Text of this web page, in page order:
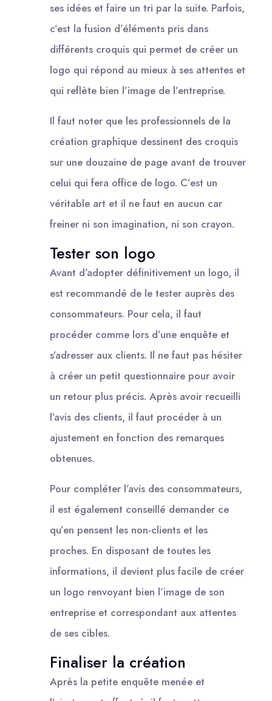
ses idées et faire un tri par la suite. Parfois,
c’est la fusion d’éléments pris dans
différents croquis qui permet de créer un
logo qui répond au mieux à ses attentes et
qui reflète bien l’image de l’entreprise.
Il faut noter que les professionnels de la
création graphique dessinent des croquis
sur une douzaine de page avant de trouver
celui qui fera office de logo. C’est un
véritable art et il ne faut en aucun car
freiner ni son imagination, ni son crayon.
Tester son logo
Avant d’adopter définitivement un logo, il
est recommandé de le tester auprès des
consommateurs. Pour cela, il faut
procéder comme lors d’une enquête et
s’adresser aux clients. Il ne faut pas hésiter
à créer un petit questionnaire pour avoir
un retour plus précis. Après avoir recueilli
l’avis des clients, il faut procéder à un
ajustement en fonction des remarques
obtenues.
Pour compléter l’avis des consommateurs,
il est également conseillé demander ce
qu’en pensent les non-clients et les
proches. En disposant de toutes les
informations, il devient plus facile de créer
un logo renvoyant bien l’image de son
entreprise et correspondant aux attentes
de ses cibles.
Finaliser la création
Après la petite enquête menée et